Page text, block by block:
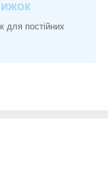
для постійних